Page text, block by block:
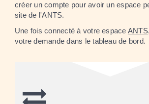
créer un compte pour avoir un espace
site de l'ANTS.
Une fois connecté à votre espace ANTS
votre demande dans le tableau de bord.